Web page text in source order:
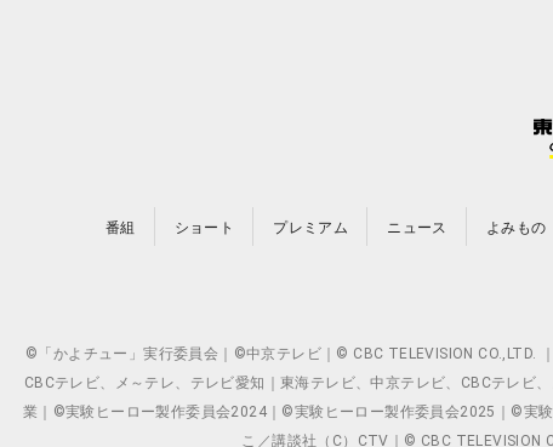
番組 ショート プレミアム ニュース よみもの
©「かよチュー」実行委員会｜©中京テレビ｜© CBC TELEVISION
CBCテレビ、メ～テレ、テレビ愛知｜東海テレビ、中京テレビ、CBCテレ
業｜©実験ヒーロー製作委員会2024｜©実験ヒーロー製作委員会2025｜©実
こ／講談社（C）CTV｜© CBC TELEVISION